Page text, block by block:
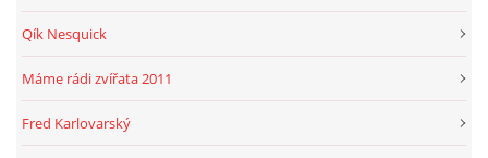
Qík Nesquick
Máme rádi zvířata 2011
Fred Karlovarský